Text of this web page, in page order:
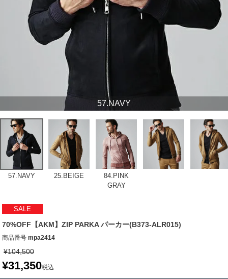
57.NAVY
57.NAVY 25.BEIGE
84.PINK
GRAY
SALE
70%OFF【AKM】ZIP PARKA パーカー(B373-ALR015)
商品番号 mpa2414
¥104,500
¥31,350税込